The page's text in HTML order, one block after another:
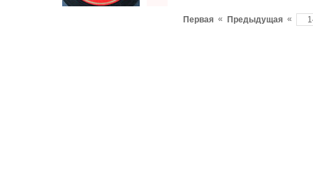
Первая « Предыдущая «